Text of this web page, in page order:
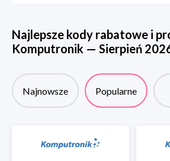
Najlepsze kody rabatowe i
Komputronik — Sierpień
Najnowsze Popularne